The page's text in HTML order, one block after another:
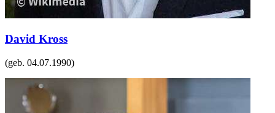
David Kross
(geb. 04.07.1990)